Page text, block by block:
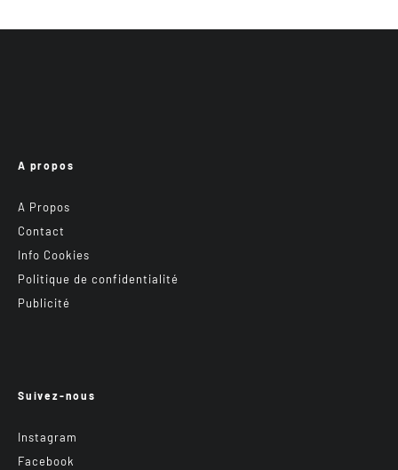
A propos
A Propos
Contact
Info Cookies
Politique de confidentialité
Publicité
Suivez-nous
Instagram
Facebook